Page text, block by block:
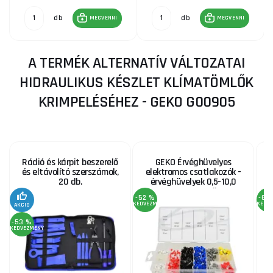
db MEGVENNI db MEGVENNI
A TERMÉK ALTERNATÍV VÁLTOZATAI
HIDRAULIKUS KÉSZLET KLÍMATÖMLŐK
KRIMPELÉSÉHEZ - GEKO G00905
Rádió és kárpit beszerelő
és eltávolító szerszámok,
20 db.
AKCIÓ
-53 %
KEDVEZMÉNY
GEKO Érvéghüvelyes
elektromos csatlakozók -
érvéghüvelyek 0,5-10,0
mm2 - 685 db
-52 %
KEDVEZMÉNY
-66